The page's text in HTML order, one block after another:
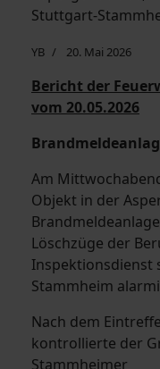
YB 20. Mai 2026
Bericht der
vom 20.05.2026
Am
Objekt in der
Löschzüge der
Inspektionsdienst
Stammheim
Nach dem
kontrollierte der
Stammheimer